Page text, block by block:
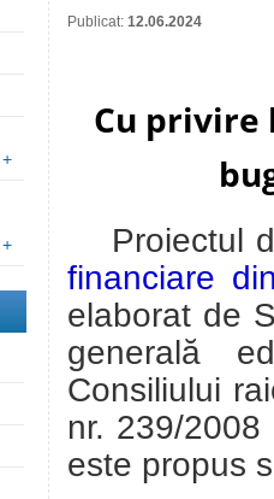
+
+
Publicat: 12.06.2024
Cu privire
Proiectul
financiare
elaborat de
generală
Consiliului
nr. 239/
este propus